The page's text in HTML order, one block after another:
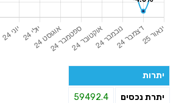
יתרות
יתרת נכסים 59492.4